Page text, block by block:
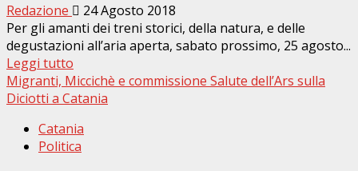
Redazione
24 Agosto 2018
Per gli amanti dei treni storici, della natura, e delle
degustazioni all’aria aperta, sabato prossimo, 25 agosto...
Leggi tutto
Migranti, Miccichè e commissione Salute dell’Ars sulla
Diciotti a Catania
Catania
Politica